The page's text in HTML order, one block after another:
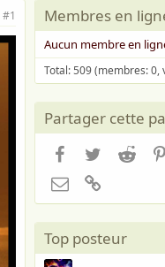
#1 Membres en
Aucun membre en
Total: 509 (membres: 0,
Partager cette
Facebook
TwitterReddit
Email
Top posteur